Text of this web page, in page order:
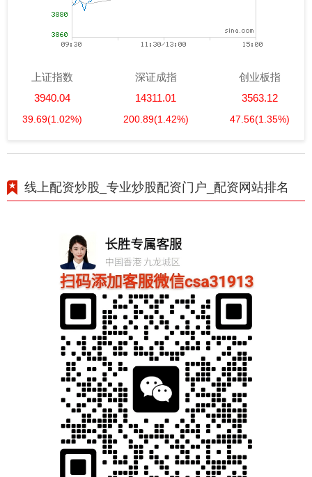
上证指数
3940.04
39.69(1.02%)
深证成指
14311.01
200.89(1.42%)
创业板指
3563.12
47.56(1.35%)
线上配资炒股_专业炒股配资门户_配资网站排名